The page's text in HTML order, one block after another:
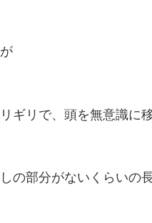
ギリで、頭を無意識に
の部分がないくらい